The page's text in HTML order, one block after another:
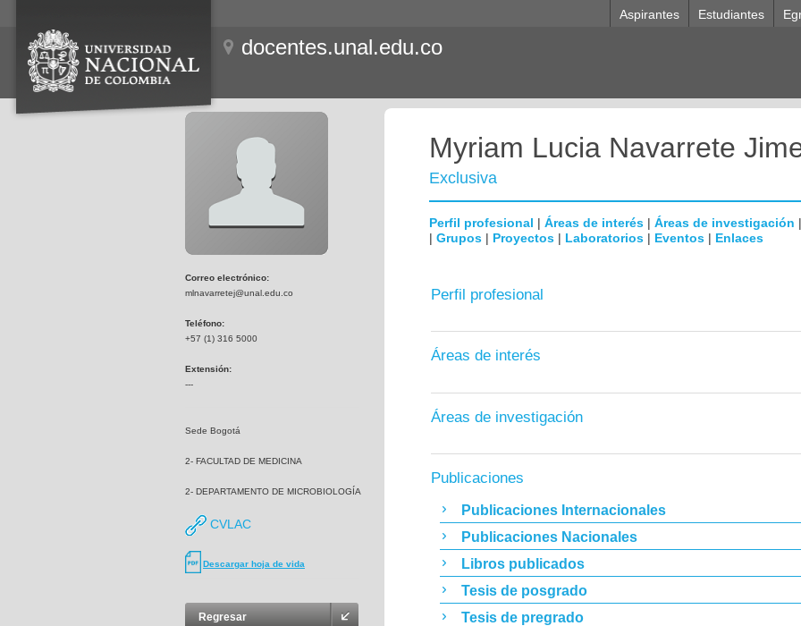
Aspirantes Estudiantes
docentes.unal.edu.co
Correo electrónico:
mlnavarretej@unal.edu.co
Teléfono:
+57 (1) 316 5000
Extensión:
---
Sede Bogotá
2- FACULTAD DE MEDICINA
2- DEPARTAMENTO DE MICROBIOLOGÍA
CVLAC
Descargar hoja de vida
Regresar
Myriam Lucia Navarrete
Exclusiva
Perfil profesional | Áreas de interés | Áreas de investigación |
| Grupos | Proyectos | Laboratorios | Eventos | Enlaces
Perfil profesional
Áreas de interés
Áreas de investigación
Publicaciones
Publicaciones Internacionales
Publicaciones Nacionales
Libros publicados
Tesis de posgrado
Tesis de pregrado